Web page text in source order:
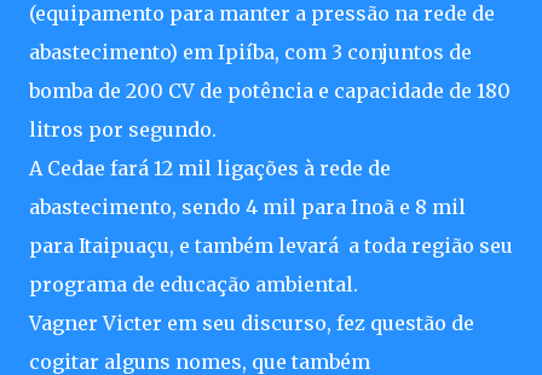
(equipamento para manter a pressão na rede de
abastecimento) em Ipiíba, com 3 conjuntos de
bomba de 200 CV de potência e capacidade de 180
litros por segundo.
A Cedae fará 12 mil ligações à rede de
abastecimento, sendo 4 mil para Inoã e 8 mil
para Itaipuaçu, e também levará a toda região seu
programa de educação ambiental.
Vagner Victer em seu discurso, fez questão de
cogitar alguns nomes, que também